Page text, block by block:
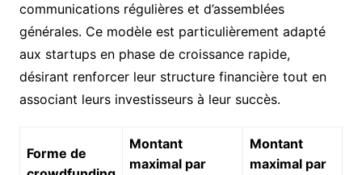
communications régulières et d’assemblées
générales. Ce modèle est particulièrement adapté
aux startups en phase de croissance rapide,
désirant renforcer leur structure financière tout en
associant leurs investisseurs à leur succès.
Forme de
Montant
maximal par
Montant
maximal par